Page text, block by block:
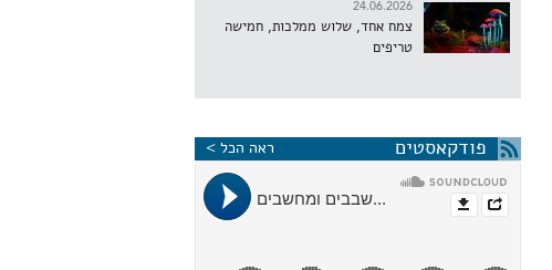
24.06.2026
צמח אחד, שלוש ממלכות, חמישה
טריפים
פודקאסטים ראה הכל >